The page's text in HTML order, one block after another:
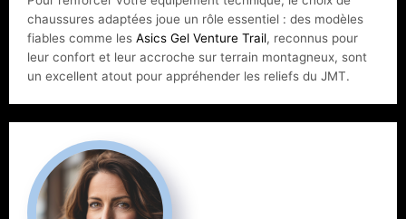
chaussures adaptées joue un rôle essentiel : des modèles
fiables comme les Asics Gel Venture Trail, reconnus pour
leur confort et leur accroche sur terrain montagneux, sont
un excellent atout pour appréhender les reliefs du JMT.